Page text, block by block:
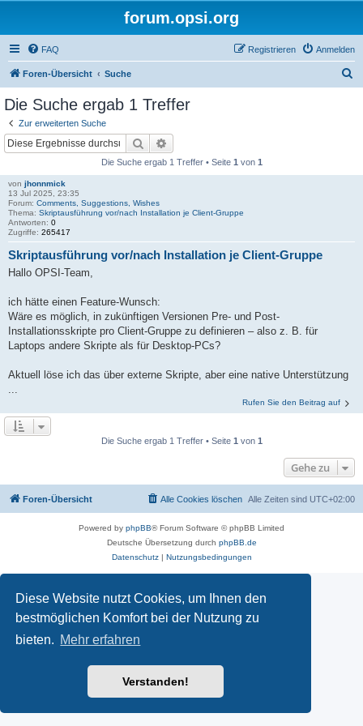
Diese Website nutzt Cookies, um Ihnen den
bestmöglichen Komfort bei der Nutzung zu
bieten. Mehr erfahren
Verstanden!
forum.opsi.org
FAQ Anmelden
Registrieren
Foren-Übersicht Suche
Die Suche ergab 1 Treffer
Zur erweiterten Suche
Suche
Die Suche ergab 1 Treffer • Seite 1 von 1
von jhonnmick
13 Jul 2025, 23:35
Forum: Comments, Suggestions, Wishes
Thema: Skriptausführung vor/nach Installation je Client-Gruppe
Antworten: 0
Zugriffe: 265417
Skriptausführung vor/nach Installation je Client-Gruppe
Hallo OPSI-Team,
ich hätte einen Feature-Wunsch:
Wäre es möglich, in zukünftigen Versionen Pre- und Post-
Installationsskripte pro Client-Gruppe zu definieren – also z. B. für
Laptops andere Skripte als für Desktop-PCs?
Aktuell löse ich das über externe Skripte, aber eine native Unterstützung
...
Rufen Sie den Beitrag auf
Die Suche ergab 1 Treffer • Seite 1 von 1
Gehe zu
Foren-Übersicht Alle Zeiten sind UTC+02:00
Alle Cookies löschen
Powered by phpBB® Forum Software © phpBB Limited
Deutsche Übersetzung durch phpBB.de
Datenschutz| Nutzungsbedingungen